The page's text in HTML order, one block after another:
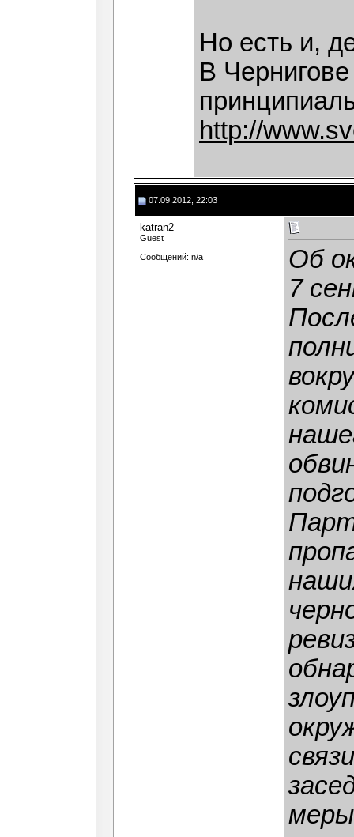
Но есть и,
В
http://
07.09.2012, 22:03
katran2
Guest
Сообщений: n/a
Об
7